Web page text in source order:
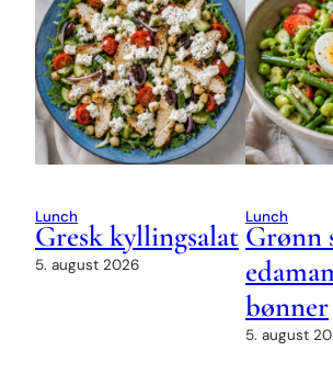
Lunch
Gresk kyllingsalat
5. august 2026
Lunch
Grønn
bønner
5. august